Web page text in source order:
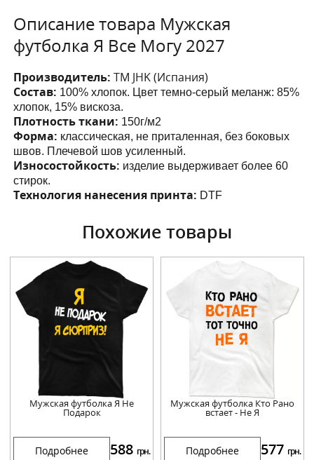
Описание товара Мужская
футболка Я Все Могу 2027
Производитель:ТМ JHK (Испания)
Состав: 100% хлопок. Цвет темно-серый меланж: 85%
хлопок, 15% вискоза.
Плотность ткани: 150г/м2
Форма: классическая, не приталенная, без боковых
швов. Плечевой шов усиленный.
Износостойкость: изделие выдерживает более 60
стирок.
Технология нанесения принта: DTF
Похожие товары
Мужская футболка Я Не
Подарок
Подробнее 588 грн.
Мужская футболка Кто Рано
встает - Не Я
Подробнее 577 грн.